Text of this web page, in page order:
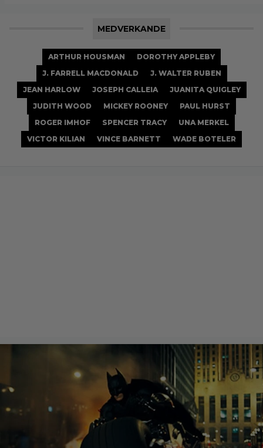
MEDVERKANDE
ARTHUR HOUSMAN
DOROTHY APPLEBY
J. FARRELL MACDONALD
J. WALTER RUBEN
JEAN HARLOW
JOSEPH CALLEIA
JUANITA QUIGLEY
JUDITH WOOD
MICKEY ROONEY
PAUL HURST
ROGER IMHOF
SPENCER TRACY
UNA MERKEL
VICTOR KILIAN
VINCE BARNETT WADE BOTELER